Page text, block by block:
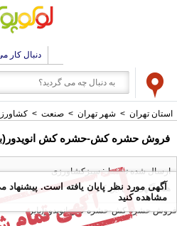
دنبال کار
استان تهران > شهر تهران > صنعت >
فروش حشره کش-حشره کش
ارسال شده توسط : سبزکشاورزی
همه آگهی های این کاربر
فروش حشره کش-حشره کش انویدور(بایر
آگهی مورد نظر پایان یافته است. پیشنهاد
مشاهده کنید